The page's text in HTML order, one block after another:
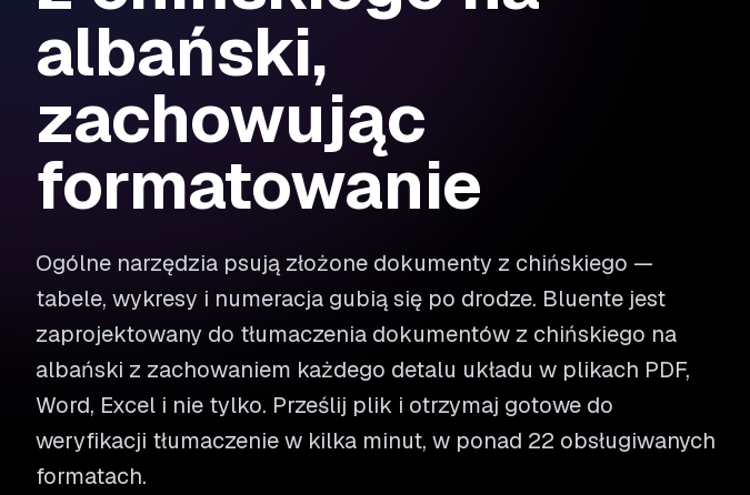
albański,
zachowując
formatowanie
Ogólne narzędzia psują złożone dokumenty z chińskiego —
tabele, wykresy i numeracja gubią się po drodze. Bluente jest
zaprojektowany do tłumaczenia dokumentów z chińskiego na
albański z zachowaniem każdego detalu układu w plikach PDF,
Word, Excel i nie tylko. Prześlij plik i otrzymaj gotowe do
weryfikacji tłumaczenie w kilka minut, w ponad 22 obsługiwanych
formatach.